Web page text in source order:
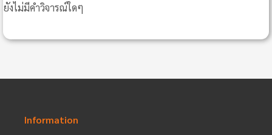
ยังไม่มีคำวิจารณ์ใดๆ
Information